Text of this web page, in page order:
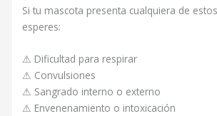
Si tu mascota presenta cualquiera de
esperes:
⚠ Dificultad para respirar
⚠ Convulsiones
⚠ Sangrado interno o externo
⚠ Envenenamiento o intoxicación